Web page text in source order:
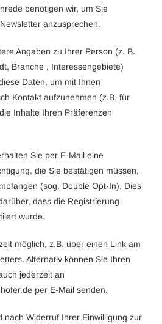
benötigen wir, um Sie
anzusprechen.
Angaben zu Ihrer Person (z. B.
Branche , Interessengebiete)
Daten, um mit Ihnen
Kontakt aufzunehmen (z.B. für
Inhalte Ihren Präferenzen
Sie per E-Mail eine
die Sie bestätigen müssen,
(sog. Double Opt-In). Dies
dass die Registrierung
wurde.
möglich, z.B. über einen Link am
Alternativ können Sie Ihren
jederzeit an
ed.re per E-Mail senden.
nach Widerruf Ihrer Einwilligung zur